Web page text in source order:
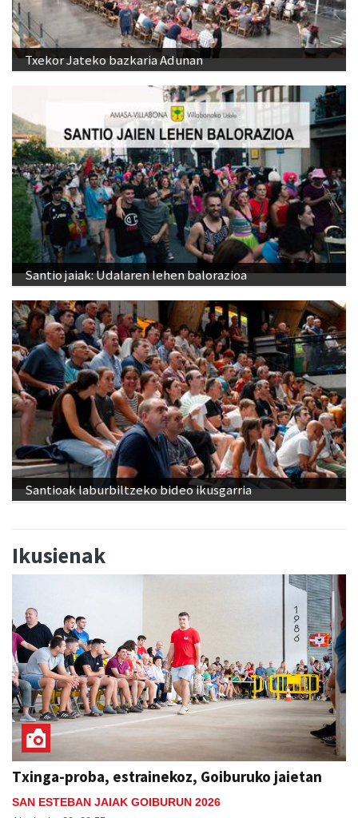
Txekor Jateko bazkaria Adunan
Santio jaiak: Udalaren lehen balorazioa
Santioak laburbiltzeko bideo ikusgarria
Ikusienak
Txinga-proba, estrainekoz, Goiburuko jaietan
SAN ESTEBAN JAIAK GOIBURUN 2026